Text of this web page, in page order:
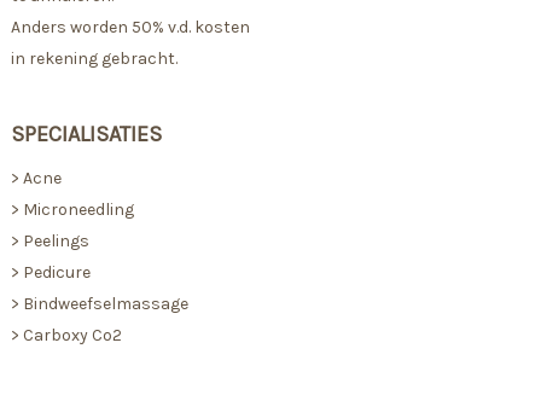
Anders worden 50% v.d. kosten
in rekening gebracht.
SPECIALISATIES
> Acne
> Microneedling
> Peelings
> Pedicure
> Bindweefselmassage
> Carboxy Co2